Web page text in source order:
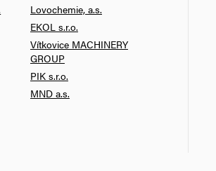
Lovochemie, a.s.
EKOL s.r.o.
Vítkovice MACHINERY
GROUP
PIK s.r.o.
MND a.s.